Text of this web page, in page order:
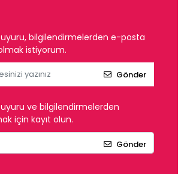
bilgilendirmelerden e-posta
istiyorum.
Gönder
ve bilgilendirmelerden
için kayıt olun.
Gönder